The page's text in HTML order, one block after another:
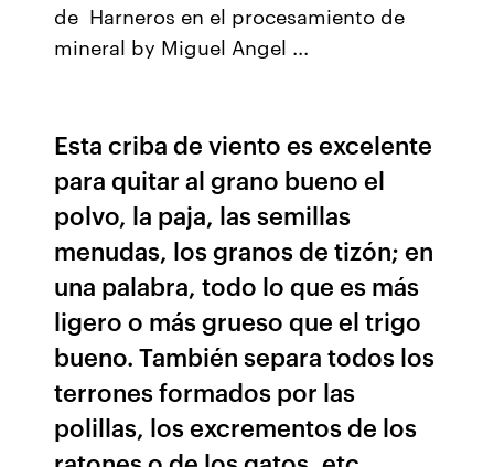
de Harneros en el procesamiento de
mineral by Miguel Angel ...
Esta criba de viento es excelente
para quitar al grano bueno el
polvo, la paja, las semillas
menudas, los granos de tizón; en
una palabra, todo lo que es más
ligero o más grueso que el trigo
bueno. También separa todos los
terrones formados por las
polillas, los excrementos de los